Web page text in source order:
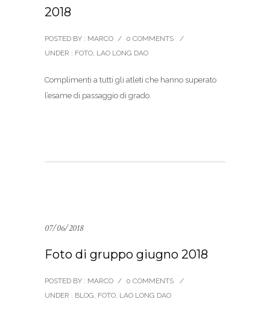
2018
POSTED BY : MARCO / 0 COMMENTS
/
UNDER : FOTO, LAO LONG DAO
Complimenti a tutti gli atleti che hanno superato
l’esame di passaggio di grado.
07/06/2018
Foto di gruppo giugno 2018
POSTED BY : MARCO / 0 COMMENTS
/
UNDER : BLOG, FOTO, LAO LONG DAO